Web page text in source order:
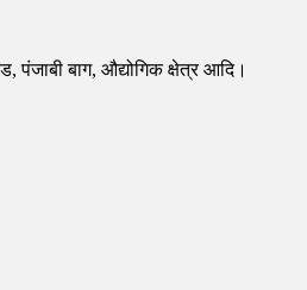
पंजाबी बाग, औद्योगिक क्षेत्र आदि।